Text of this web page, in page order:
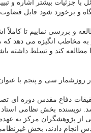
جزئیات بیشتر اشاره و
نگاه و برخورد شود قابل
و بررسی نماییم تا کاملاً
انگیزه می دهد که
کند و تسلط داشته
دفاع مقدس دوره
نویسنده بخش نظامی
پژوهشگران مرکز به عهده
دادند، بخش